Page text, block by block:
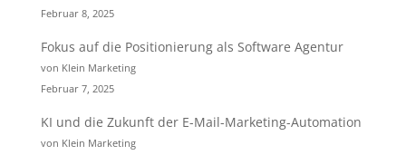
Februar 8, 2025
Fokus auf die Positionierung als Software Agentur
von Klein Marketing
Februar 7, 2025
KI und die Zukunft der E-Mail-Marketing-Automation
von Klein Marketing